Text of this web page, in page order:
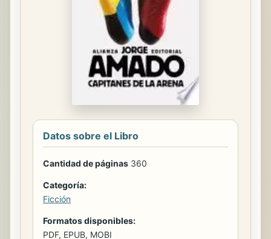
Datos sobre el Libro
Cantidad de páginas 360
Categoría:
Ficción
Formatos disponibles:
PDF, EPUB, MOBI